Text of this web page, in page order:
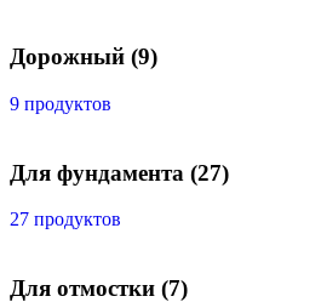
Дорожный (9)
9 продуктов
Для фундамента (27)
27 продуктов
Для отмостки (7)